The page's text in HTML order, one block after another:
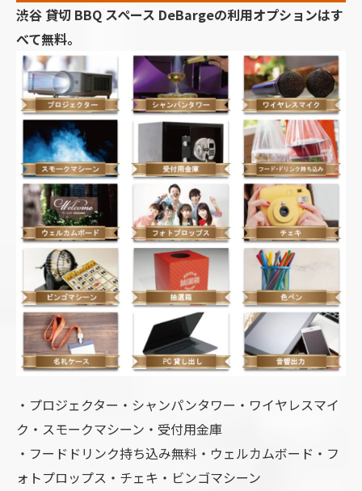
渋谷 貸切 BBQ スペース DeBargeの利用オプションはす
べて無料。
・プロジェクター・シャンパンタワー・ワイヤレスマイ
ク・スモークマシーン・受付用金庫
・フードドリンク持ち込み無料・ウェルカムボード・フ
ォトプロップス・チェキ・ビンゴマシーン